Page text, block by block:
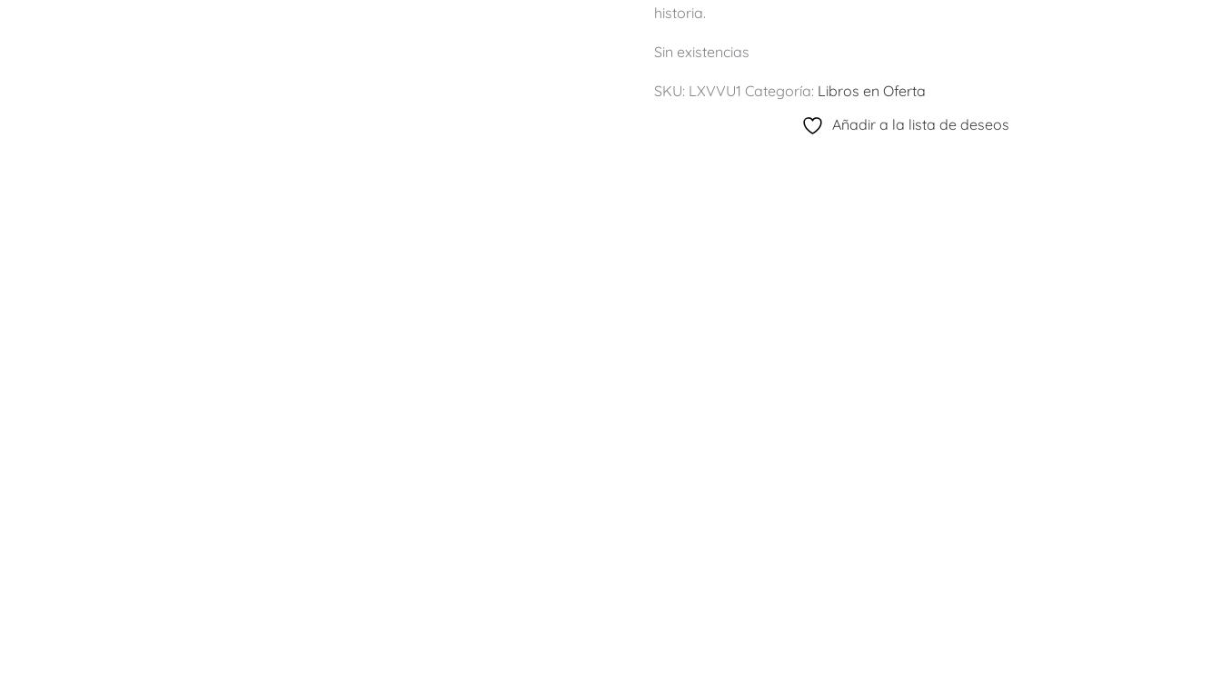
historia.
Sin existencias
SKU: LXVVU1 Categoría: Libros en Oferta
Añadir a la lista de deseos